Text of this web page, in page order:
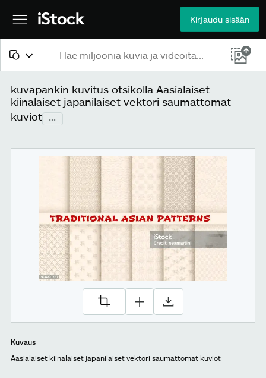
Kirjaudu sisään
Kaikki sisältö
Kuvitukset
Vektorit
Videot
kuvapankin kuvitus otsikolla Aasialaiset
kiinalaiset japanilaiset vektori saumattomat
kuviot ...
Kuvaus
Aasialaiset kiinalaiset japanilaiset vektori saumattomat kuviot